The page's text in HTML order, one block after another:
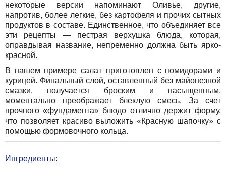
некоторые версии напоминают Оливье, другие,
напротив, более легкие, без картофеля и прочих сытных
продуктов в составе. Единственное, что объединяет все
эти рецепты — пестрая верхушка блюда, которая,
оправдывая название, непременно должна быть ярко-
красной.
В нашем примере салат приготовлен с помидорами и
курицей. Финальный слой, оставленный без майонезной
смазки, получается броским и насыщенным,
моментально преображает блеклую смесь. За счет
прочного «фундамента» блюдо отлично держит форму,
что позволяет красиво выложить «Красную шапочку» с
помощью формовочного кольца.
Ингредиенты: